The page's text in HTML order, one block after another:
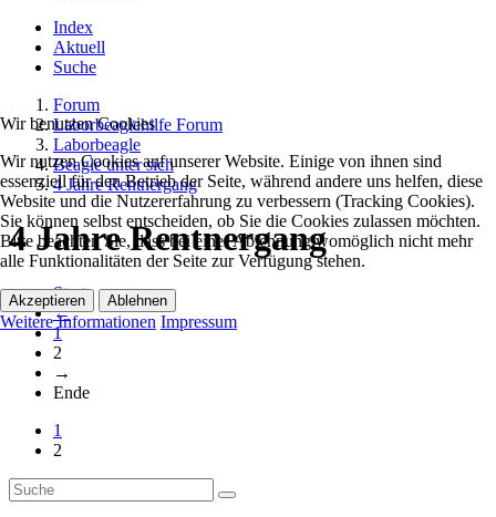
Index
Aktuell
Suche
Forum
Laborbeaglehilfe Forum
Laborbeagle
Beagle unter sich
4 Jahre Rentnergang
4 Jahre Rentnergang
Start
←
1
2
→
Ende
1
2
Wir benutzen Cookies
Wir nutzen Cookies auf unserer Website. Einige von ihnen sind
essenziell für den Betrieb der Seite, während andere uns helfen, diese
Website und die Nutzererfahrung zu verbessern (Tracking Cookies).
Sie können selbst entscheiden, ob Sie die Cookies zulassen möchten.
Bitte beachten Sie, dass bei einer Ablehnung womöglich nicht mehr
alle Funktionalitäten der Seite zur Verfügung stehen.
Akzeptieren Ablehnen
Weitere Informationen Impressum